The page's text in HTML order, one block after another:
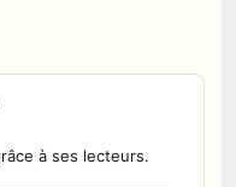
à ses lecteurs.